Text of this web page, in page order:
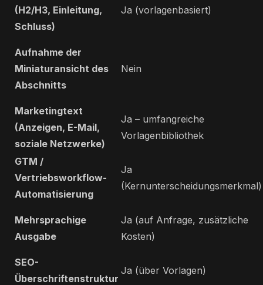
(H2/H3, Einleitung,
Schluss)
Ja (vorlagenbasiert)
Aufnahme der
Miniaturansicht des
Abschnitts
Nein
Marketingtext
(Anzeigen, E-Mail,
soziale Netzwerke)
Ja – umfangreiche
Vorlagenbibliothek
GTM /
Vertriebsworkflow-
Automatisierung
Ja
(Kernunterscheidungsmerkmal)
Mehrsprachige
Ausgabe
Ja (auf Anfrage, zusätzliche
Kosten)
SEO-
Überschriftenstruktur
Ja (über Vorlagen)